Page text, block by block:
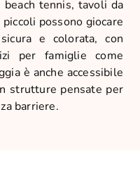
tennis, tavoli da
possono giocare
e colorata, con
per famiglie come
è anche accessibile
strutture pensate per
barriere.